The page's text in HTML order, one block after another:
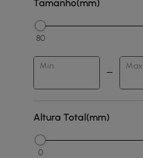
Tamanho(mm)
80
Min Max
Altura Total(mm)
0